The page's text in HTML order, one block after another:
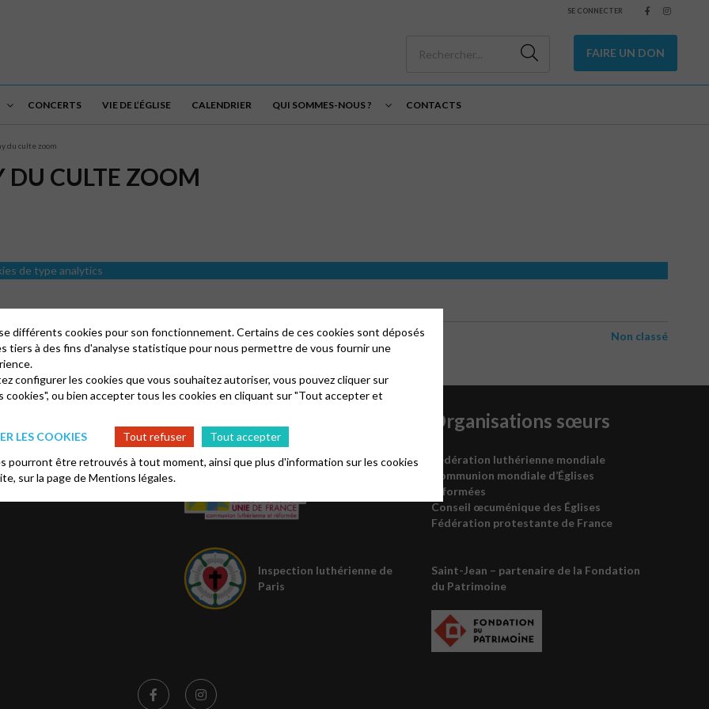
SE CONNECTER
FAIRE UN DON
CONCERTS VIE DE L’ÉGLISE CALENDRIER QUI SOMMES-NOUS ? CONTACTS
du culte zoom
DU CULTE ZOOM
de type analytics
Non classé
Église protestante unie
Inspection luthérienne de
Paris
Organisations sœurs
Fédération luthérienne mondiale
Communion mondiale d’Églises
réformées
Conseil œcuménique des Églises
Fédération protestante de France
Saint-Jean – partenaire de la Fondation
du Patrimoine
différents cookies pour son fonctionnement. Certains de ces cookies sont déposés
tiers à des fins d'analyse statistique pour nous permettre de vous fournir une
configurer les cookies que vous souhaitez autoriser, vous pouvez cliquer sur
cookies", ou bien accepter tous les cookies en cliquant sur "Tout accepter et
LES COOKIES
Tout refuser
Tout accepter
pourront être retrouvés à tout moment, ainsi que plus d'information sur les cookies
sur la page deMentions légales.